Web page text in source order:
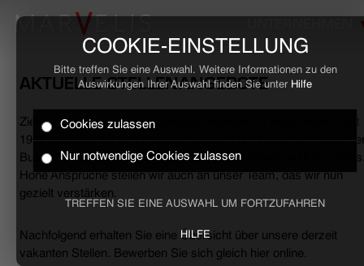
COOKIE-EINSTELLUNG
Bitte treffen Sie eine Auswahl. Weitere Informationen zu den
Auswirkungen Ihrer Auswahl finden Sie unter Hilfe
Cookies zulassen
Nur notwendige Cookies zulassen
TREFFEN SIE EINE AUSWAHL UM FORTZUFAHREN
HILFE
HOME
BUSINESS
UNTERNEHMEN
AKTUELLE STELLENANGEBOTE
Ziele erreichen, Herausforderungen meistern, Erfolge feiern. Seit
1994 begleiten wir den anspruchsvollen Mann sowohl mit
Business- als auch mit lässigen Casual-Hemden und Polo-
Hohe Ansprüche stellen wir auch an unser Team, das wir nun
gezielt verstärken.
Nachfolgend erhalten Sie eine Übersicht über unsere derzeit
vakanten Stellen. Bewerben Sie sich gleich hier online.